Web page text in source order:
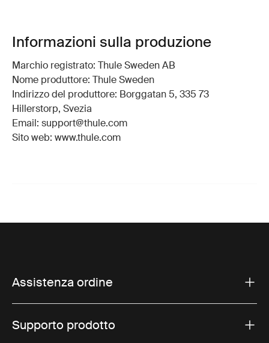
Informazioni sulla produzione
Marchio registrato: Thule Sweden AB
Nome produttore: Thule Sweden
Indirizzo del produttore: Borggatan 5, 335 73
Hillerstorp, Svezia
Email: support@thule.com
Sito web: www.thule.com
Assistenza ordine
Supporto prodotto